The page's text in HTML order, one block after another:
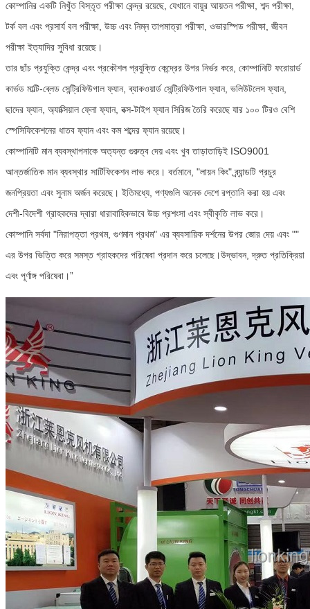
কোম্পানির একটি নিখুঁত বিস্তৃত পরীক্ষা কেন্দ্র রয়েছে, যেখানে বায়ুর আয়তন পরীক্ষা, শব্দ পরীক্ষা,
টর্ক বল এবং প্রসার্য বল পরীক্ষা, উচ্চ এবং নিম্ন তাপমাত্রা পরীক্ষা, ওভারস্পিড পরীক্ষা, জীবন
পরীক্ষা ইত্যাদির সুবিধা রয়েছে।
তার ছাঁচ প্রযুক্তি কেন্দ্র এবং প্রকৌশল প্রযুক্তি কেন্দ্রের উপর নির্ভর করে, কোম্পানিটি ফরোয়ার্ড
কার্ভড মাল্টি-ব্লেড সেন্ট্রিফিউগাল ফ্যান, ব্যাকওয়ার্ড সেন্ট্রিফিউগাল ফ্যান, ভলিউটলেস ফ্যান,
ছাদের ফ্যান, অ্যাক্সিয়াল ফ্লো ফ্যান, বক্স-টাইপ ফ্যান সিরিজ তৈরি করেছে যার ১০০ টিরও বেশি
স্পেসিফিকেশনের ধাতব ফ্যান এবং কম শব্দের ফ্যান রয়েছে।
কোম্পানিটি মান ব্যবস্থাপনাকে অত্যন্ত গুরুত্ব দেয় এবং খুব তাড়াতাড়িই ISO9001
আন্তর্জাতিক মান ব্যবস্থার সার্টিফিকেশন লাভ করে। বর্তমানে, "লায়ন কিং" ব্র্যান্ডটি প্রচুর
জনপ্রিয়তা এবং সুনাম অর্জন করেছে। ইতিমধ্যে, পণ্যগুলি অনেক দেশে রপ্তানি করা হয় এবং
দেশী-বিদেশী গ্রাহকদের দ্বারা ধারাবাহিকভাবে উচ্চ প্রশংসা এবং স্বীকৃতি লাভ করে।
কোম্পানি সর্বদা "নিরাপত্তা প্রথম, গুণমান প্রথম" এর ব্যবসায়িক দর্শনের উপর জোর দেয় এবং ""
এর উপর ভিত্তি করে সমস্ত গ্রাহকদের পরিষেবা প্রদান করে চলেছে।উদ্ভাবন, দ্রুত প্রতিক্রিয়া
এবং পূর্ণাঙ্গ পরিষেবা।”